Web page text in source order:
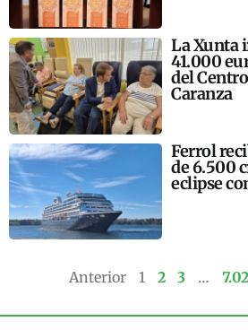
La Xunta
41.000
del
Caranza
Ferrol
de 6.500
eclipse
Anterior 1 2 3 …